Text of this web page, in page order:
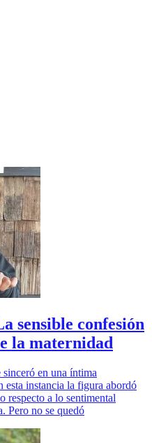
sensible confesión
la maternidad
en una íntima
esta instancia la figura abordó
respecto a lo sentimental
Pero no se quedó